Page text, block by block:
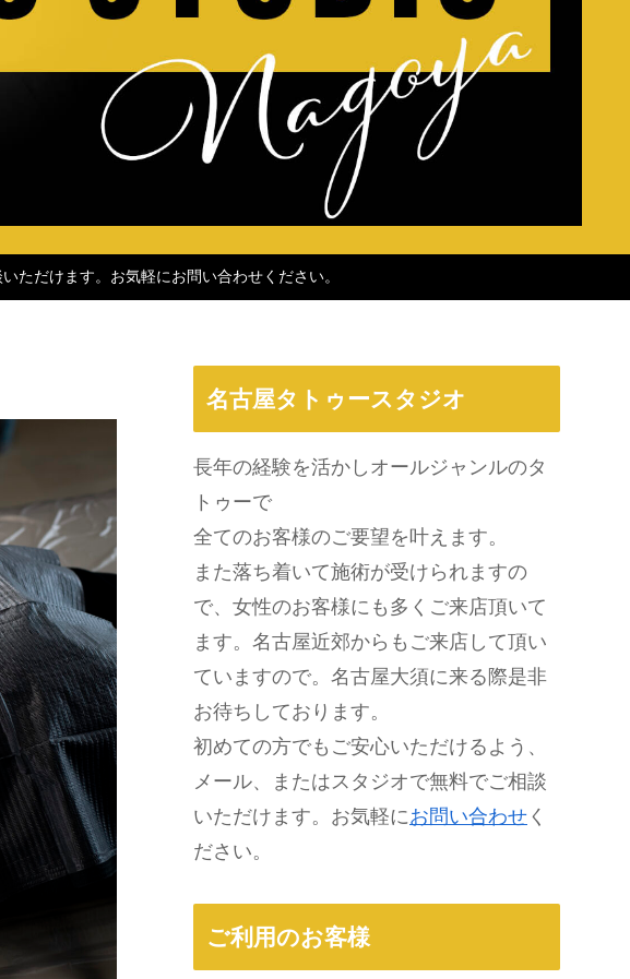
ただけます。お気軽にお問い合わせください。
名古屋タトゥースタジオ
長年の経験を活かしオールジャンルのタ
トゥーで
全てのお客様のご要望を叶えます。
また落ち着いて施術が受けられますの
で、女性のお客様にも多くご来店頂いて
ます。名古屋近郊からもご来店して頂い
ていますので。名古屋大須に来る際是非
お待ちしております。
初めての方でもご安心いただけるよう、
メール、またはスタジオで無料でご相談
いただけます。お気軽にお問い合わせ く
ださい。
ご利用のお客様